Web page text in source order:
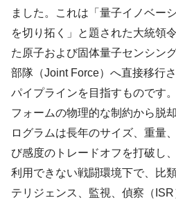
ました。これは「量子イノベー
を切り拓く」と題された大統領
た原子および固体量子センシン
部隊（Joint Force）へ直接移行
パイプラインを目指すものです
フォームの物理的な制約から脱
ログラムは長年のサイズ、重量
び感度のトレードオフを打破し
利用できない戦闘環境下で、比
テリジェンス、監視、偵察（ISR